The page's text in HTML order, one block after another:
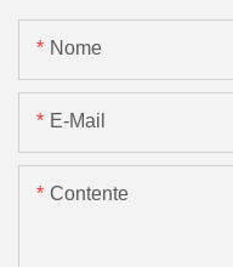
Nome
E-Mail
Contente